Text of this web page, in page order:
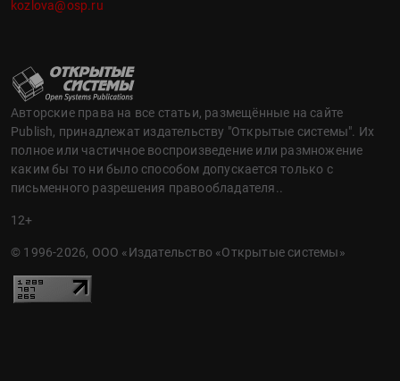
kozlova@osp.ru
Авторские права на все статьи, размещённые на сайте
Publish, принадлежат издательству "Открытые системы". Их
полное или частичное воспроизведение или размножение
каким бы то ни было способом допускается только с
письменного разрешения правообладателя..
12+
© 1996-2026, ООО «Издательство «Открытые системы»